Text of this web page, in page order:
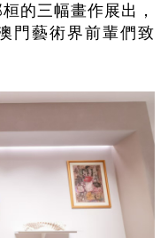
的三幅畫作展出，
門藝術界前輩們致